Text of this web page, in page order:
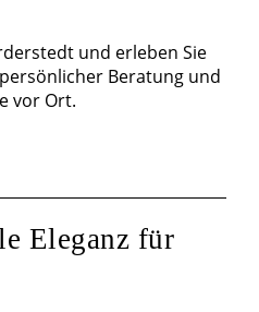
und erleben Sie
Beratung und
vor Ort.
Eleganz für